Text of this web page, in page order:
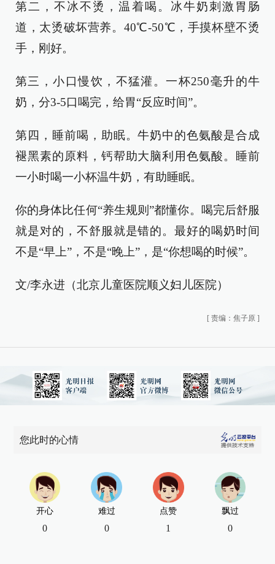
第二，不冰不烫，温着喝。冰牛奶刺激胃肠
道，太烫破坏营养。40℃-50℃，手摸杯壁不烫
手，刚好。
第三，小口慢饮，不猛灌。一杯250毫升的牛
奶，分3-5口喝完，给胃“反应时间”。
第四，睡前喝，助眠。牛奶中的色氨酸是合成
褪黑素的原料，钙帮助大脑利用色氨酸。睡前
一小时喝一小杯温牛奶，有助睡眠。
你的身体比任何“养生规则”都懂你。喝完后舒服
就是对的，不舒服就是错的。最好的喝奶时间
不是“早上”，不是“晚上”，是“你想喝的时候”。
文/李永进（北京儿童医院顺义妇儿医院）
[ 责编：焦子原 ]
您此时的心情
开心
0
难过
0
点赞
1
飘过
0